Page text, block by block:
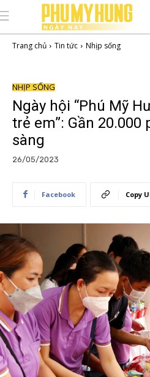
Trang chủ Tin tức Nhịp sống
NHỊP SỐNG
Ngày hội “Phú Mỹ
trẻ em”: Gần 20.000
sàng
26/05/2023
Facebook Copy